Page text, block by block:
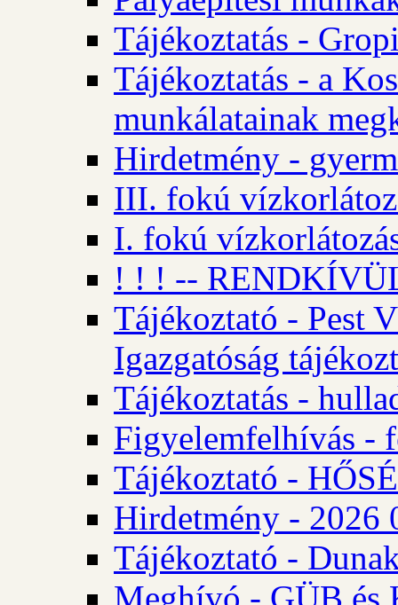
Tájékoztatás -
Tájékoztatás - a
munkálatainak
Hirdetmény -
III. fokú
I. fokú
! ! ! --
Tájékoztató - Pest
Igazgatóság
Tájékoztatás -
Figyelemfelhívás -
Tájékoztató -
Hirdetmény - 2026
Tájékoztató -